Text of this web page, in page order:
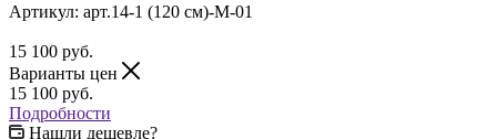
Артикул: арт.14-1 (120 см)-М-01
15 100 руб.
Варианты цен
15 100 руб.
Подробности
Нашли дешевле?